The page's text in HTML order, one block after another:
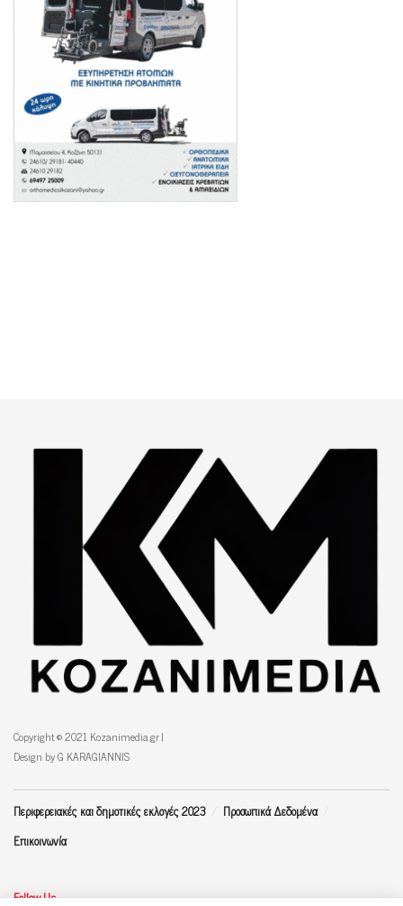
Copyright © 2021 Kozanimedia.gr |
Design by G KARAGIANNIS
Περιφερειακές και δημοτικές εκλογές 2023
Προσωπικά Δεδομένα
Επικοινωνία
Follow Us